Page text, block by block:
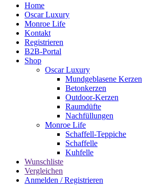
Home
Oscar Luxury
Monroe Life
Kontakt
Registrieren
B2B-Portal
Shop
Oscar Luxury
Mundgeblasene Kerzen
Betonkerzen
Outdoor-Kerzen
Raumdüfte
Nachfüllungen
Monroe Life
Schaffell-Teppiche
Schaffelle
Kuhfelle
Wunschliste
Vergleichen
Anmelden / Registrieren